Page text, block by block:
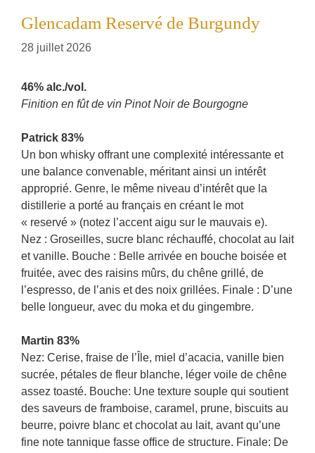
Glencadam Reservé de Burgundy
28 juillet 2026
46% alc./vol.
Finition en fût de vin Pinot Noir de Bourgogne
Patrick 83%
Un bon whisky offrant une complexité intéressante et
une balance convenable, méritant ainsi un intérêt
approprié. Genre, le même niveau d’intérêt que la
distillerie a porté au français en créant le mot
« reservé » (notez l’accent aigu sur le mauvais e).
Nez : Groseilles, sucre blanc réchauffé, chocolat au lait
et vanille. Bouche : Belle arrivée en bouche boisée et
fruitée, avec des raisins mûrs, du chêne grillé, de
l’espresso, de l’anis et des noix grillées. Finale : D’une
belle longueur, avec du moka et du gingembre.
Martin 83%
Nez: Cerise, fraise de l’Île, miel d’acacia, vanille bien
sucrée, pétales de fleur blanche, léger voile de chêne
assez toasté. Bouche: Une texture souple qui soutient
des saveurs de framboise, caramel, prune, biscuits au
beurre, poivre blanc et chocolat au lait, avant qu’une
fine note tannique fasse office de structure. Finale: De